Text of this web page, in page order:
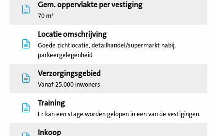
Gem. oppervlakte per vestiging
70 m²
Locatie omschrijving
Goede zichtlocatie, detailhandel/supermarkt nabij,
parkeergelegenheid
Verzorgingsgebied
Vanaf 25.000 inwoners
Training
Er kan een stage worden gelopen in een van de vestigingen.
Inkoop